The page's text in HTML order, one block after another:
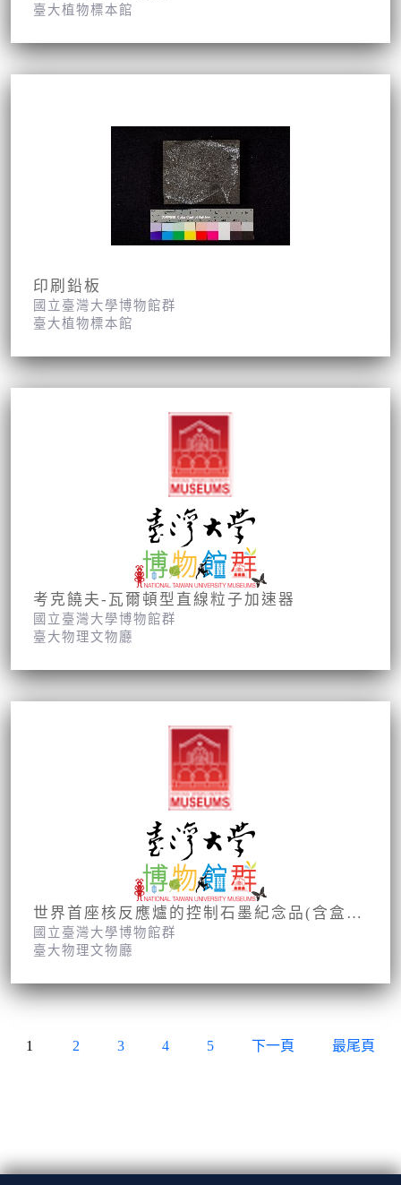
臺大植物標本館
印刷鉛板
國立臺灣大學博物館群
臺大植物標本館
考克饒夫-瓦爾頓型直線粒子加速器
國立臺灣大學博物館群
臺大物理文物廳
世界首座核反應爐的控制石墨紀念品(含盒子)
國立臺灣大學博物館群
臺大物理文物廳
1 2 3 4 5 下一頁 最尾頁